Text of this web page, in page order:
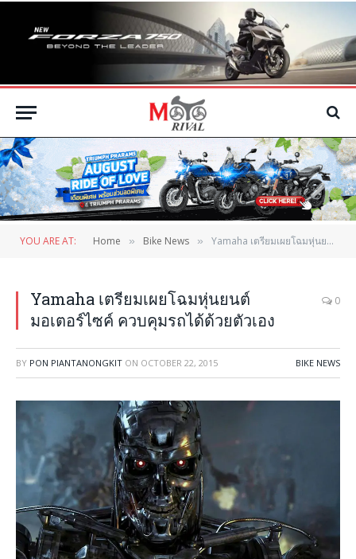
YOU ARE AT: Home » Bike News » Yamaha เตรียมเผยโฉมหุ่นยนต์มอเตอร์ไซค์ ควบคุมรถได้ด้วยตัวเอง
Yamaha เตรียมเผยโฉมหุ่นยนต์
มอเตอร์ไซค์ ควบคุมรถได้ด้วยตัวเอง
0
BY PON PIANTANONGKIT ON OCTOBER 22, 2015 BIKE NEWS